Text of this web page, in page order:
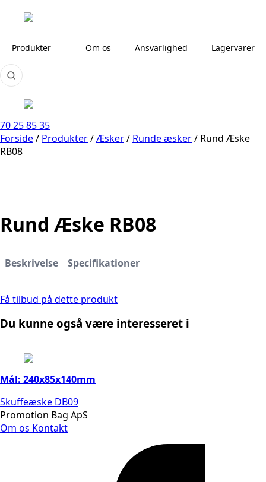
Produkter Om os Ansvarlighed Lagervarer
70 25 85 35
Forside/ Produkter/Æsker/ Runde æsker/ Rund Æske
RB08
Rund Æske RB08
Beskrivelse Specifikationer
Få tilbud på dette produkt
Du kunne også være interesseret i
Mål: 240x85x140mm
Skuffeæske DB09
Promotion Bag ApS
Om os Kontakt